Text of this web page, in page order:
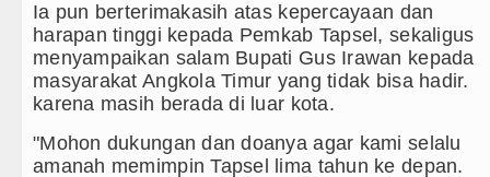
Ia pun berterimakasih atas kepercayaan dan
harapan tinggi kepada Pemkab Tapsel, sekaligus
menyampaikan salam Bupati Gus Irawan kepada
masyarakat Angkola Timur yang tidak bisa hadir.
karena masih berada di luar kota.
"Mohon dukungan dan doanya agar kami selalu
amanah memimpin Tapsel lima tahun ke depan.